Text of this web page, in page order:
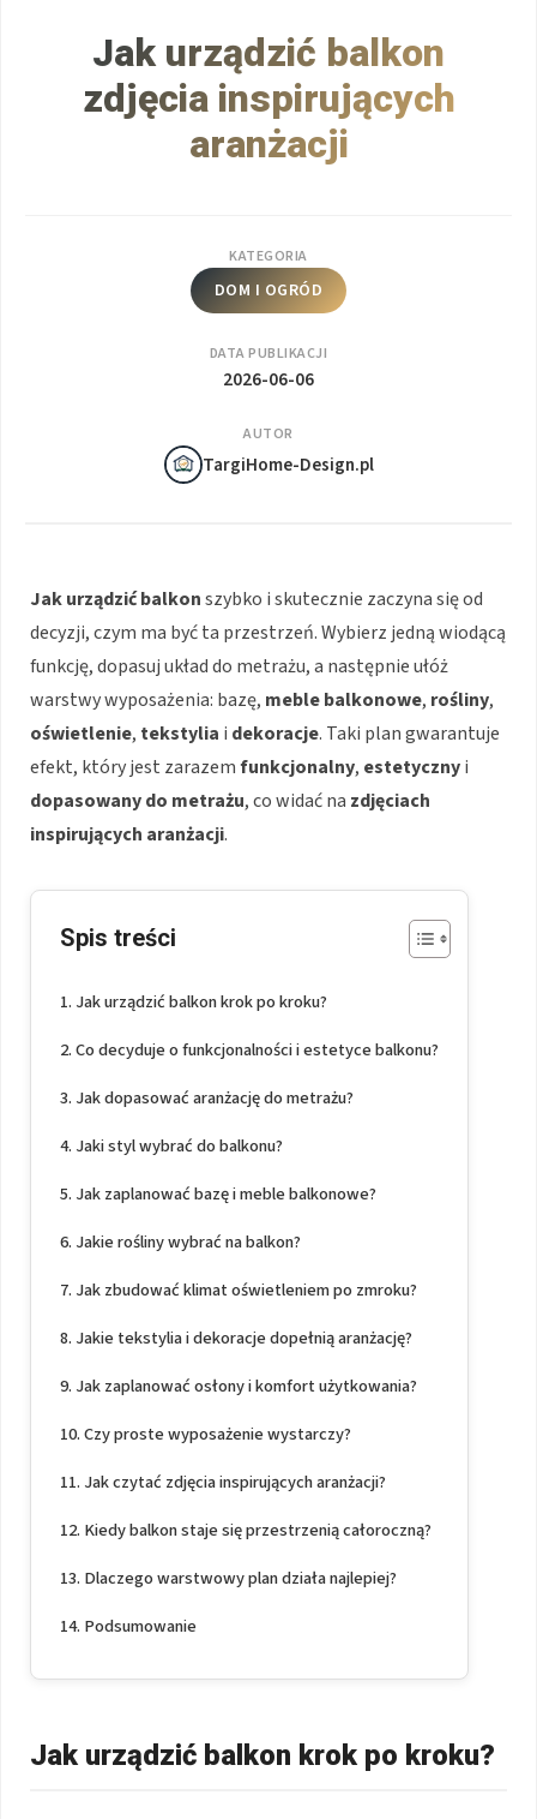
Jak urządzić balkon
zdjęcia inspirujących
aranżacji
KATEGORIA
DOM I OGRÓD
DATA PUBLIKACJI
2026-06-06
AUTOR
TargiHome-Design.pl
Jak urządzić balkonszybko i skutecznie zaczyna się od
decyzji, czym ma być ta przestrzeń. Wybierz jedną wiodącą
funkcję, dopasuj układ do metrażu, a następnie ułóż
warstwy wyposażenia: bazę, meble balkonowe, rośliny,
oświetlenie, tekstylia i dekoracje. Taki plan gwarantuje
efekt, który jest zarazemfunkcjonalny, estetycznyi
dopasowany do metrażu, co widać na zdjęciach
inspirujących aranżacji.
Spis treści
Jak urządzić balkon krok po kroku?
Co decyduje o funkcjonalności i estetyce balkonu?
Jak dopasować aranżację do metrażu?
Jaki styl wybrać do balkonu?
Jak zaplanować bazę i meble balkonowe?
Jakie rośliny wybrać na balkon?
Jak zbudować klimat oświetleniem po zmroku?
Jakie tekstylia i dekoracje dopełnią aranżację?
Jak zaplanować osłony i komfort użytkowania?
Czy proste wyposażenie wystarczy?
Jak czytać zdjęcia inspirujących aranżacji?
Kiedy balkon staje się przestrzenią całoroczną?
Dlaczego warstwowy plan działa najlepiej?
Podsumowanie
Jak urządzić balkon krok po kroku?